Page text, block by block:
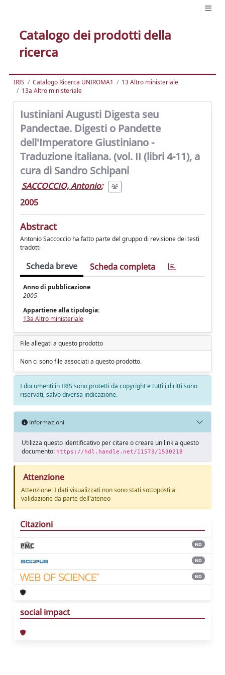
Catalogo dei prodotti della
ricerca
IRIS Catalogo Ricerca UNIROMA1
13 Altro ministeriale
13a Altro ministeriale
Iustiniani Augusti Digesta seu
Pandectae. Digesti o Pandette
dell'Imperatore Giustiniano -
Traduzione italiana. (vol. II (libri 4-11), a
cura di Sandro Schipani
SACCOCCIO, Antonio;
2005
Abstract
Antonio Saccoccio ha fatto parte del gruppo di revisione dei testi
tradotti
Scheda breve Scheda completa
Anno di pubblicazione
2005
Appartiene alla tipologia:
13a Altro ministeriale
File allegati a questo prodotto
Non ci sono file associati a questo prodotto.
I documenti in IRIS sono protetti da copyright e tutti i diritti sono
riservati, salvo diversa indicazione.
Informazioni
Utilizza questo identificativo per citare o creare un link a questo
documento: https://hdl.handle.net/11573/1530218
Attenzione
Attenzione! I dati visualizzati non sono stati sottoposti a
validazione da parte dell'ateneo
Citazioni
ND
ND
ND
social impact